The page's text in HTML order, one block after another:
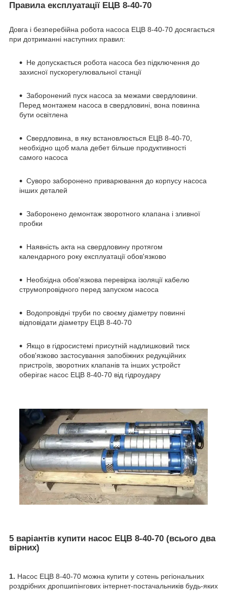
Правила експлуатації ЕЦВ 8-40-70
Довга і безперебійна робота насоса ЕЦВ 8-40-70 досягається
при дотриманні наступних правил:
Не допускається робота насоса без підключення до
захисної пускорегулювальної станції
Заборонений пуск насоса за межами свердловини.
Перед монтажем насоса в свердловині, вона повинна
бути освітлена
Свердловина, в яку встановлюється ЕЦВ 8-40-70,
необхідно щоб мала дебет більше продуктивності
самого насоса
Суворо заборонено приварювання до корпусу насоса
інших деталей
Заборонено демонтаж зворотного клапана і зливної
пробки
Наявність акта на свердловину протягом
календарного року експлуатації обов'язково
Необхідна обов'язкова перевірка ізоляції кабелю
струмопровідного перед запуском насоса
Водопровідні труби по своєму діаметру повинні
відповідати діаметру ЕЦВ 8-40-70
Якщо в гідросистемі присутній надлишковий тиск
обов'язково застосування запобіжних редукційних
пристроїв, зворотних клапанів та інших устройст
оберігає насос ЕЦВ 8-40-70 від гідроудару
5 варіантів купити насос ЕЦВ 8-40-70 (всього два
вірних)
1. Насос ЕЦВ 8-40-70 можна купити у сотень регіональних
роздрібних дропшипінгових інтернет-постачальників будь-яких